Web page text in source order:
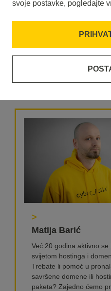
Ako sve protekne u najboljem
zahtjevima i karakteristikama
od
>
Matija Barić
Već 20 godina aktivno se
svijetom hostinga i
Trebate li pomoć u
savršene domene ili
paketa? Zajedno ćemo
svoje postavke, pogledajte